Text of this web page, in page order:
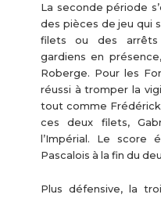
La seconde période
des pièces de jeu qui
filets ou des arrêts
gardiens en
Roberge. Pour les
réussi à tromper la
tout comme Frédérick
ces deux filets,
l’Impérial. Le score
Pascalois à la fin du
Plus défensive, la